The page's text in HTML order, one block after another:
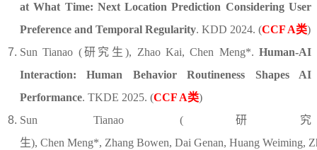
at What Time: Next Location Prediction Considering User
Preference and Temporal Regularity. KDD 2024. (CCF A类)
SunTianao (研究生), Zhao Kai,Chen Meng*. Human-AI
Interaction: Human Behavior Routineness Shapes AI
Performance. TKDE 2025. (CCF A类)
Sun Tianao(研究
生), Chen Meng*, Zhang Bowen, Dai Genan, Huang Weiming,